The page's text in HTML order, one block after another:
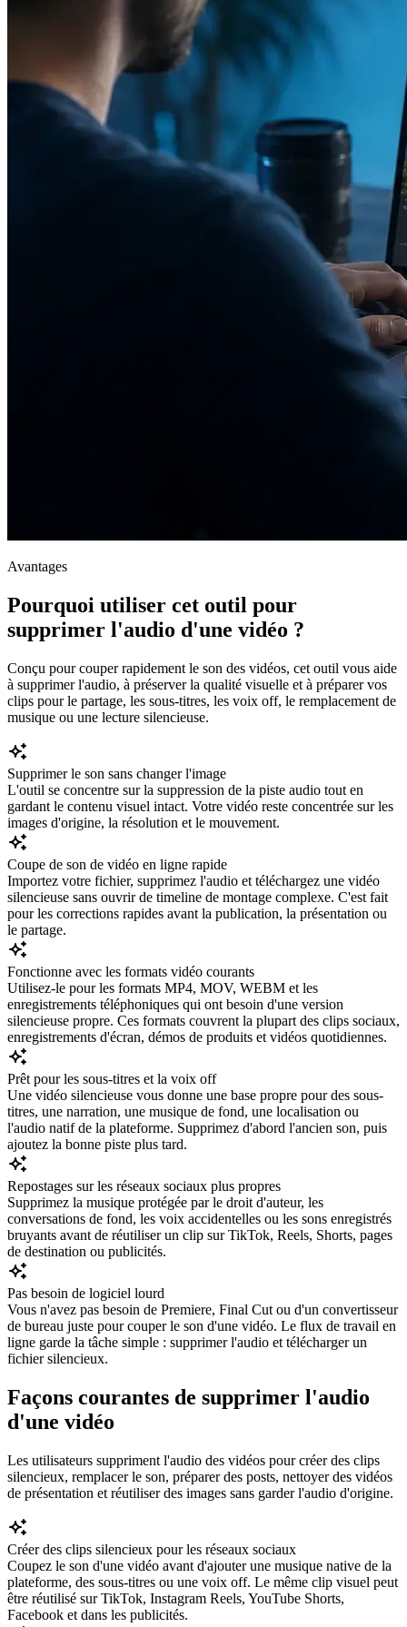
Avantages
Pourquoi utiliser cet outil pour
supprimer l'audio d'une vidéo ?
Conçu pour couper rapidement le son des vidéos, cet outil vous aide
à supprimer l'audio, à préserver la qualité visuelle et à préparer vos
clips pour le partage, les sous-titres, les voix off, le remplacement de
musique ou une lecture silencieuse.
Supprimer le son sans changer l'image
L'outil se concentre sur la suppression de la piste audio tout en
gardant le contenu visuel intact. Votre vidéo reste concentrée sur les
images d'origine, la résolution et le mouvement.
Coupe de son de vidéo en ligne rapide
Importez votre fichier, supprimez l'audio et téléchargez une vidéo
silencieuse sans ouvrir de timeline de montage complexe. C'est fait
pour les corrections rapides avant la publication, la présentation ou
le partage.
Fonctionne avec les formats vidéo courants
Utilisez-le pour les formats MP4, MOV, WEBM et les
enregistrements téléphoniques qui ont besoin d'une version
silencieuse propre. Ces formats couvrent la plupart des clips sociaux,
enregistrements d'écran, démos de produits et vidéos quotidiennes.
Prêt pour les sous-titres et la voix off
Une vidéo silencieuse vous donne une base propre pour des sous-
titres, une narration, une musique de fond, une localisation ou
l'audio natif de la plateforme. Supprimez d'abord l'ancien son, puis
ajoutez la bonne piste plus tard.
Repostages sur les réseaux sociaux plus propres
Supprimez la musique protégée par le droit d'auteur, les
conversations de fond, les voix accidentelles ou les sons enregistrés
bruyants avant de réutiliser un clip sur TikTok, Reels, Shorts, pages
de destination ou publicités.
Pas besoin de logiciel lourd
Vous n'avez pas besoin de Premiere, Final Cut ou d'un convertisseur
de bureau juste pour couper le son d'une vidéo. Le flux de travail en
ligne garde la tâche simple : supprimer l'audio et télécharger un
fichier silencieux.
Façons courantes de supprimer l'audio
d'une vidéo
Les utilisateurs suppriment l'audio des vidéos pour créer des clips
silencieux, remplacer le son, préparer des posts, nettoyer des vidéos
de présentation et réutiliser des images sans garder l'audio d'origine.
Créer des clips silencieux pour les réseaux sociaux
Coupez le son d'une vidéo avant d'ajouter une musique native de la
plateforme, des sous-titres ou une voix off. Le même clip visuel peut
être réutilisé sur TikTok, Instagram Reels, YouTube Shorts,
Facebook et dans les publicités.